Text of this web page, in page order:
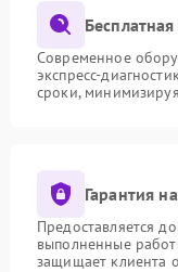
Современное
экспресс-
сроки,
Гарантия
Предоставляется
выполненные
защищает клиента